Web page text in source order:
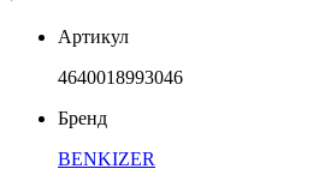
Артикул
4640018993046
Бренд
BENKIZER